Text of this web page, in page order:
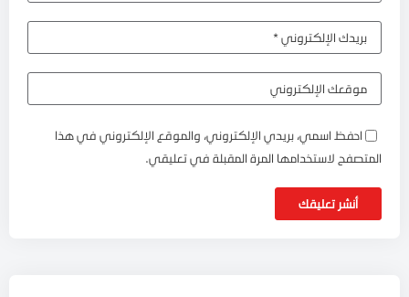
احفظ اسمي، بريدي الإلكتروني، والموقع الإلكتروني في هذا
المتصفح لاستخدامها المرة المقبلة في تعليقي.